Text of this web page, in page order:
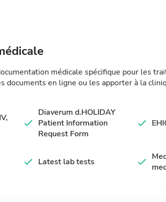
médicale spécifique pour les
documents en ligne ou les apporter à la
Diaverum d.HOLIDAY
Patient Information
Request Form
Latest lab tests